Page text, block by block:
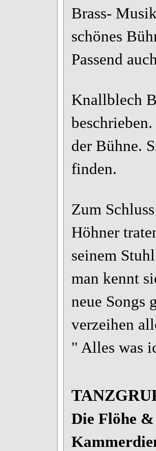
Brass-
schönes
Passend
Knallblech
der Bühne.
finden.
Zum
Höhner
seinem
man kennt
neue Songs
verzeihen
" Alles was
Die Flöhe